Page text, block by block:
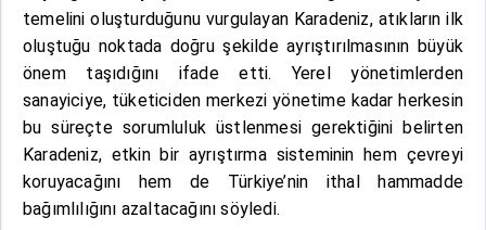
temelini oluşturduğunu vurgulayan Karadeniz, atıkların ilk
oluştuğu noktada doğru şekilde ayrıştırılmasının büyük
önem taşıdığını ifade etti. Yerel yönetimlerden
sanayiciye, tüketiciden merkezi yönetime kadar herkesin
bu süreçte sorumluluk üstlenmesi gerektiğini belirten
Karadeniz, etkin bir ayrıştırma sisteminin hem çevreyi
koruyacağını hem de Türkiye’nin ithal hammadde
bağımlılığını azaltacağını söyledi.